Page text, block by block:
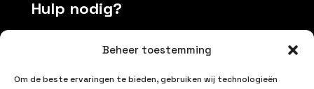
Beheer toestemming
Om de beste ervaringen te bieden, gebruiken wij technologieën
Hulp nodig?
Contacteer ons
+32 496174037